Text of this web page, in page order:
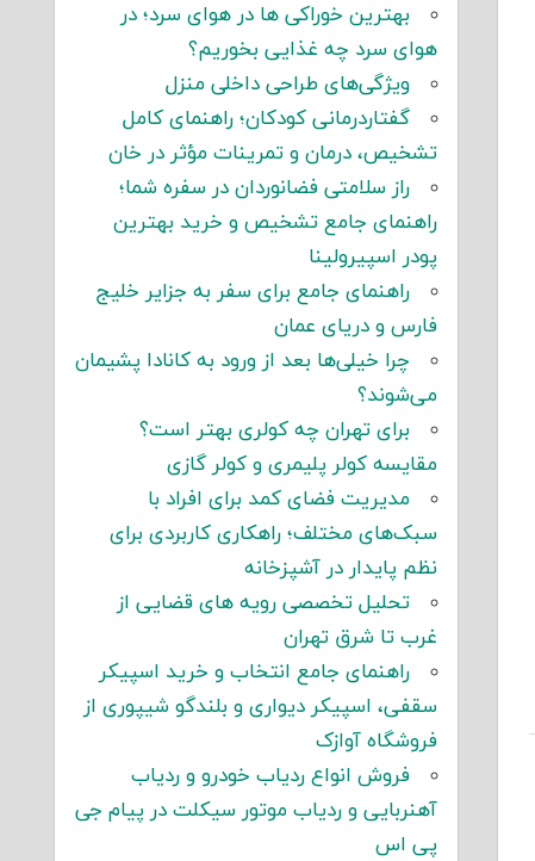
بهترین خوراکی ها در هوای سرد؛ در
هوای سرد چه غذایی بخوریم؟
ویژگی‌های طراحی داخلی منزل
گفتاردرمانی کودکان؛ راهنمای کامل
تشخیص، درمان و تمرینات مؤثر در خان
راز سلامتی فضانوردان در سفره شما؛
راهنمای جامع تشخیص و خرید بهترین
پودر اسپیرولینا
راهنمای جامع برای سفر به جزایر خلیج
فارس و دریای عمان
چرا خیلی‌ها بعد از ورود به کانادا پشیمان
می‌شوند؟
برای تهران چه کولری بهتر است؟
مقایسه کولر پلیمری و کولر گازی
مدیریت فضای کمد برای افراد با
سبک‌های مختلف؛ راهکاری کاربردی برای
نظم پایدار در آشپزخانه
تحلیل تخصصی رویه های قضایی از
غرب تا شرق تهران
راهنمای جامع انتخاب و خرید اسپیکر
سقفی، اسپیکر دیواری و بلندگو شیپوری از
فروشگاه آوازک
فروش انواع ردیاب خودرو و ردیاب
آهنربایی و ردیاب موتور سیکلت در پیام جی
پی اس